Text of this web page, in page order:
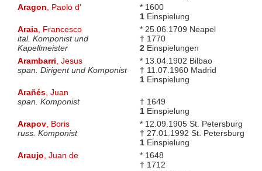
Aragon, Paolo d'
* 1600
1Einspielung
Araia, Francesco
ital. Komponist und
Kapellmeister
* 25.06.1709 Neapel
† 1770
2Einspielungen
Arambarri, Jesus
span. Dirigent und Komponist
* 13.04.1902 Bilbao
† 11.07.1960 Madrid
1Einspielung
Arañés, Juan
span. Komponist
† 1649
1Einspielung
Arapov, Boris
russ. Komponist
* 12.09.1905 St. Petersburg
† 27.01.1992 St. Petersburg
1Einspielung
Araujo, Juan de
* 1648
† 1712